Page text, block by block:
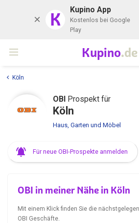
K Kupino App
Kostenlos bei Google
Play
Kupino.de
Köln
OBI Prospekt für
Köln
Haus, Garten und Möbel
Für neue OBI-Prospekte anmelden
OBI in meiner Nähe in Köln
Mit einem Klick finden Sie die
OBI Geschäfte.